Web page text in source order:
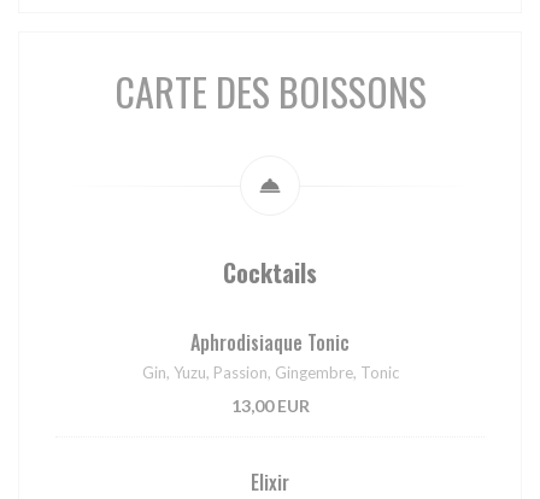
CARTE DES BOISSONS
Cocktails
Aphrodisiaque Tonic
Gin, Yuzu, Passion, Gingembre, Tonic
13,00 EUR
Elixir